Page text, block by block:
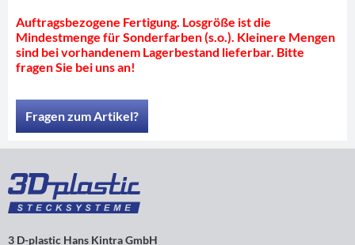
Auftragsbezogene Fertigung. Losgröße ist die
Mindestmenge für Sonderfarben (s.o.). Kleinere Mengen
sind bei vorhandenem Lagerbestand lieferbar. Bitte
fragen Sie bei uns an!
Fragen zum Artikel?
3 D-plastic Hans Kintra GmbH